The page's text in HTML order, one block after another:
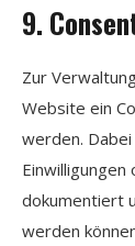
9.
Zur
Website ein
werden.
dokumentiert
werden